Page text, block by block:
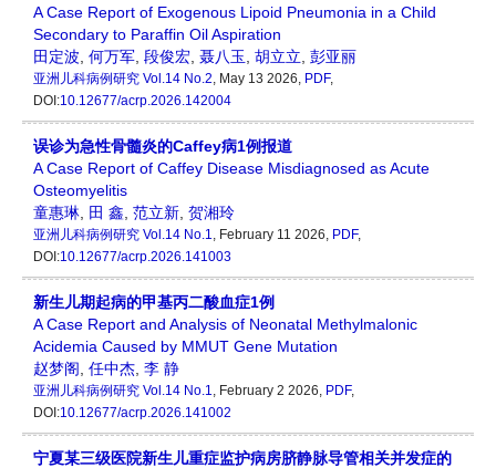
A Case Report of Exogenous Lipoid Pneumonia in a Child
Secondary to Paraffin Oil Aspiration
田定波 何万军 段俊宏 聂八玉 胡立立 彭亚丽
亚洲儿科病例研究 Vol.14 No.2, May 13 2026, PDF,
DOI:10.12677/acrp.2026.142004
误诊为急性骨髓炎的Caffey病1例报道
A Case Report of Caffey Disease Misdiagnosed as Acute
Osteomyelitis
童惠琳
田 鑫 范立新 贺湘玲
亚洲儿科病例研究 Vol.14 No.1, February 11 2026, PDF,
DOI:10.12677/acrp.2026.141003
新生儿期起病的甲基丙二酸血症1例
A Case Report and Analysis of Neonatal Methylmalonic
Acidemia Caused by MMUT Gene Mutation
赵梦阁 任中杰 李 静
亚洲儿科病例研究 Vol.14 No.1, February 2 2026, PDF,
DOI:10.12677/acrp.2026.141002
宁夏某三级医院新生儿重症监护病房脐静脉导管相关并发症的